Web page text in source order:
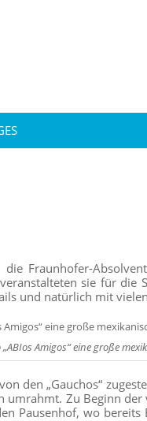
die Fraunhofer-
sie für die
und natürlich mit
Amigos“ eine große
den „Gauchos“
umrahmt. Zu Beginn
Pausenhof, wo